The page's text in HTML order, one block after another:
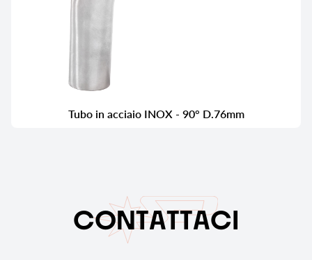
Tubo in acciaio INOX - 90° D.76mm
CONTATTACI